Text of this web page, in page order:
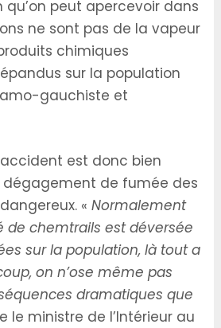
peut apercevoir dans
ne sont pas de la vapeur
chimiques
sur la population
gauchiste et
est donc bien
dégagement de fumée des
«Normalement
de chemtrails est déversée
sur la population, là tout a
on n’ose même pas
dramatiques que
le ministre de l’Intérieur au